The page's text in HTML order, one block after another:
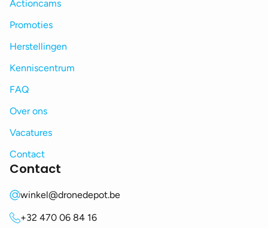
Actioncams
Promoties
Herstellingen
Kenniscentrum
FAQ
Over ons
Vacatures
Contact
Contact
winkel@dronedepot.be
+32 470 06 84 16